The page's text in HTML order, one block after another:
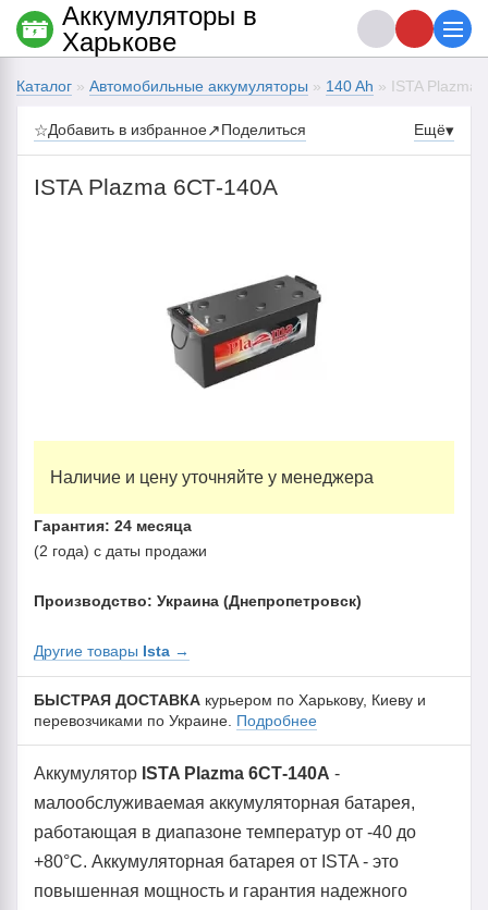
Каталог » Автомобильные аккумуляторы » 140 Ah » ISTA Plazma
☆Добавить в избранное↗Поделиться Ещё▾
ISTA Plazma 6СТ-140А
Наличие и цену уточняйте у менеджера
Гарантия: 24 месяца
(2 года) с даты продажи
Производство: Украина (Днепропетровск)
Другие товары Ista →
БЫСТРАЯ ДОСТАВКА курьером по Харькову, Киеву и
перевозчиками по Украине. Подробнее
Аккумулятор ISTA Plazma 6СТ-140А -
малообслуживаемая аккумуляторная батарея,
работающая в диапазоне температур от -40 до
+80°С. Аккумуляторная батарея от ISTA - это
повышенная мощность и гарантия надежного
Аккумуляторы в
Харькове